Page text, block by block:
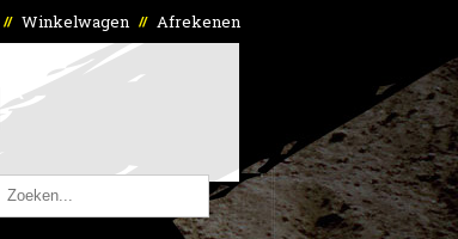
// Winkelwagen // Afrekenen